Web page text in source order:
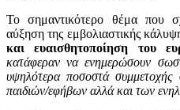
Το σημαντικότερο θέμα που
αύξηση της εμβολιαστικής
και ευαισθητοποίηση του
κατάφεραν να ενημερώσουν
υψηλότερα ποσοστά
παιδιών/εφήβων αλλά και των